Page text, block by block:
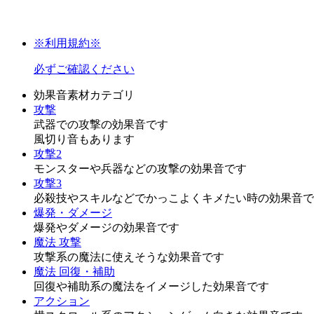
※利用規約※
必ずご確認ください
効果音素材カテゴリ
攻撃
武器での攻撃の効果音です
風切り音もあります
攻撃2
モンスターや兵器などの攻撃の効果音です
攻撃3
必殺技やスキルなどでかっこよくキメたい時の効果音
爆発・ダメージ
爆発やダメージの効果音です
魔法 攻撃
攻撃系の魔法に使えそうな効果音です
魔法 回復・補助
回復や補助系の魔法をイメージした効果音です
アクション